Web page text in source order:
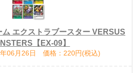
エクストラブースター VERSUS
【EX-09】
06月26日 価格：220円(税込)